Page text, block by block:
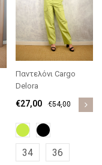
Παντελόνι Cargo
Delora
€54,00
€27,00
34 36